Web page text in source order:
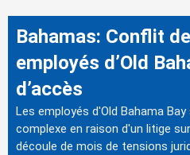
Bahamas: Conflit
employés d’Old
d’accès
Les employés d'Old Bahama
complexe en raison d'un litige
découle de mois de tensions